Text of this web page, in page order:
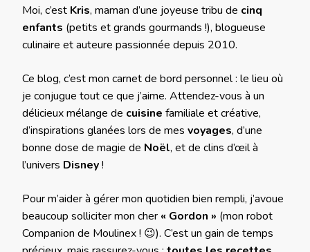
Moi, c’est Kris, maman d’une joyeuse tribu de cinq
enfants (petits et grands gourmands !), blogueuse
culinaire et auteure passionnée depuis 2010.
Ce blog, c’est mon carnet de bord personnel : le lieu où
je conjugue tout ce que j’aime. Attendez-vous à un
délicieux mélange de cuisine familiale et créative,
d’inspirations glanées lors de mes voyages, d’une
bonne dose de magie de Noël, et de clins d’œil à
l’univers Disney!
Pour m’aider à gérer mon quotidien bien rempli, j’avoue
beaucoup solliciter mon cher « Gordon » (mon robot
Companion de Moulinex ! 😉). C’est un gain de temps